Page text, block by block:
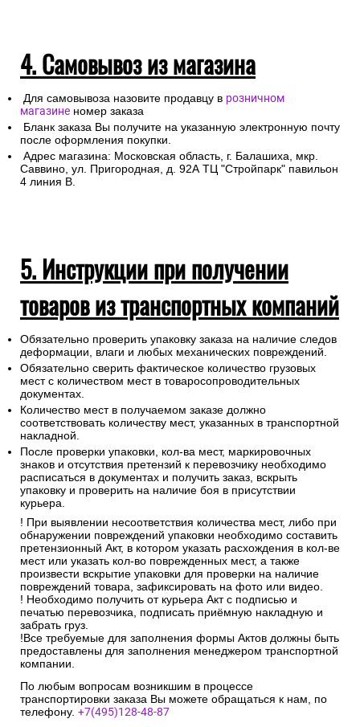
4. Самовывоз из магазина
Для самовывоза назовите продавцу в розничном
магазине номер заказа
Бланк заказа Вы получите на указанную электронную почту
после оформления покупки.
Адрес магазина: Московская область, г. Балашиха, мкр.
Саввино, ул. Пригородная, д. 92А ТЦ "Стройпарк" павильон
4 линия В.
5. Инструкции при получении
товаров из транспортных компаний
Обязательно проверить упаковку заказа на наличие следов
деформации, влаги и любых механических повреждений.
Обязательно сверить фактическое количество грузовых
мест с количеством мест в товаросопроводительных
документах.
Количество мест в получаемом заказе должно
соответствовать количеству мест, указанных в транспортной
накладной.
После проверки упаковки, кол-ва мест, маркировочных
знаков и отсутствия претензий к перевозчику необходимо
расписаться в документах и получить заказ, вскрыть
упаковку и проверить на наличие боя в присутствии
курьера.
! При выявлении несоответствия количества мест, либо при
обнаружении повреждений упаковки необходимо составить
претензионный Акт, в котором указать расхождения в кол-ве
мест или указать кол-во поврежденных мест, а также
произвести вскрытие упаковки для проверки на наличие
повреждений товара, зафиксировать на фото или видео.
! Необходимо получить от курьера Акт с подписью и
печатью перевозчика, подписать приёмную накладную и
забрать груз.
!Все требуемые для заполнения формы Актов должны быть
предоставлены для заполнения менеджером транспортной
компании.
По любым вопросам возникшим в процессе
транспортировки заказа Вы можете обращаться к нам, по
телефону. +7(495)128-48-87